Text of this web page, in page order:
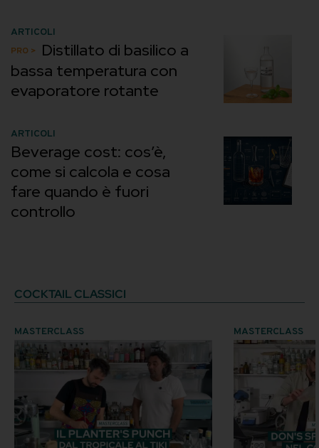
ARTICOLI
Distillato di basilico a
bassa temperatura con
evaporatore rotante
ARTICOLI
Beverage cost: cos’è,
come si calcola e cosa
fare quando è fuori
controllo
COCKTAIL CLASSICI
MASTERCLASS MASTERCLASS